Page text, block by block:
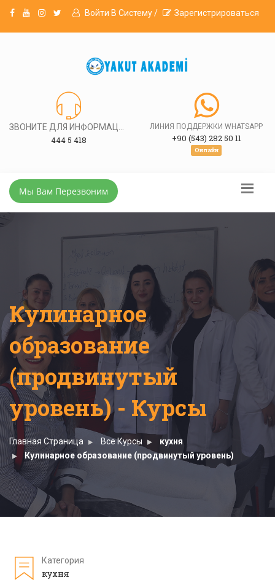
Войти В Систему / Зарегистрироваться
444 5 418
ЛИНИЯ ПОДДЕРЖКИ WHATSAPP
+90 (543) 282 50 11
Онлайн
Мы Вам Перезвоним
Кулинарное
образование
(продвинутый
уровень) - Курсы
Главная Страница Все Курсы
кухня
Кулинарное образование (продвинутый уровень)
Категория
кухня